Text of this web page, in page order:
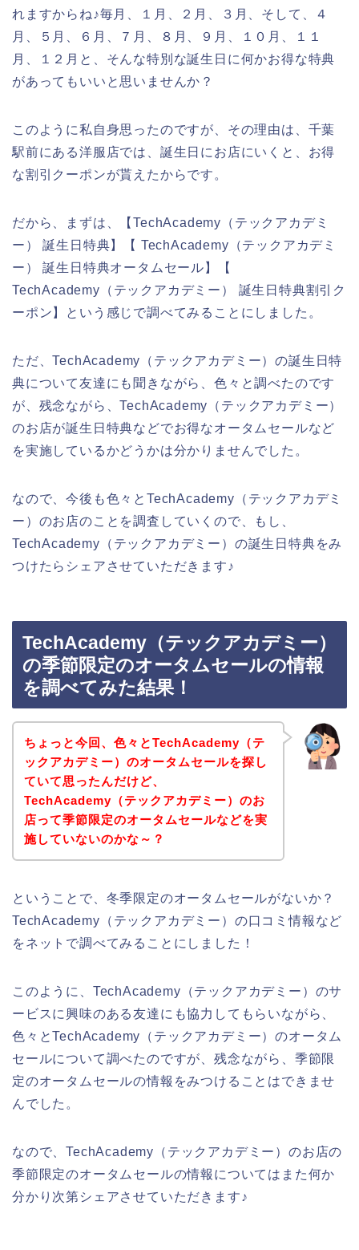
れますからね♪毎月、１月、２月、３月、そして、４
月、５月、６月、７月、８月、９月、１０月、１１
月、１２月と、そんな特別な誕生日に何かお得な特典
があってもいいと思いませんか？
このように私自身思ったのですが、その理由は、千葉
駅前にある洋服店では、誕生日にお店にいくと、お得
な割引クーポンが貰えたからです。
だから、まずは、【TechAcademy（テックアカデミ
ー） 誕生日特典】【 TechAcademy（テックアカデミ
ー） 誕生日特典オータムセール】【
TechAcademy（テックアカデミー） 誕生日特典割引ク
ーポン】という感じで調べてみることにしました。
ただ、TechAcademy（テックアカデミー）の誕生日特
典について友達にも聞きながら、色々と調べたのです
が、残念ながら、TechAcademy（テックアカデミー）
のお店が誕生日特典などでお得なオータムセールなど
を実施しているかどうかは分かりませんでした。
なので、今後も色々とTechAcademy（テックアカデミ
ー）のお店のことを調査していくので、もし、
TechAcademy（テックアカデミー）の誕生日特典をみ
つけたらシェアさせていただきます♪
TechAcademy（テックアカデミー）
の季節限定のオータムセールの情報
を調べてみた結果！
ちょっと今回、色々とTechAcademy（テ
ックアカデミー）のオータムセールを探し
ていて思ったんだけど、
TechAcademy（テックアカデミー）のお
店って季節限定のオータムセールなどを実
施していないのかな～？
ということで、冬季限定のオータムセールがないか？
TechAcademy（テックアカデミー）の口コミ情報など
をネットで調べてみることにしました！
このように、TechAcademy（テックアカデミー）のサ
ービスに興味のある友達にも協力してもらいながら、
色々とTechAcademy（テックアカデミー）のオータム
セールについて調べたのですが、残念ながら、季節限
定のオータムセールの情報をみつけることはできませ
んでした。
なので、TechAcademy（テックアカデミー）のお店の
季節限定のオータムセールの情報についてはまた何か
分かり次第シェアさせていただきます♪